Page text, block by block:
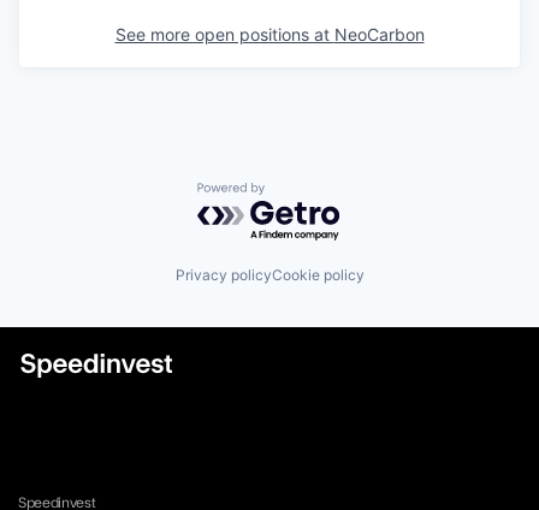
See more open positions at NeoCarbon
Powered by Getro.com
Privacy policyCookie policy
Speedinvest